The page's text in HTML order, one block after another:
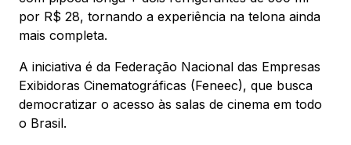
por R$ 28, tornando a experiência na telona ainda
mais completa.
A iniciativa é da Federação Nacional das Empresas
Exibidoras Cinematográficas (Feneec), que busca
democratizar o acesso às salas de cinema em todo
o Brasil.